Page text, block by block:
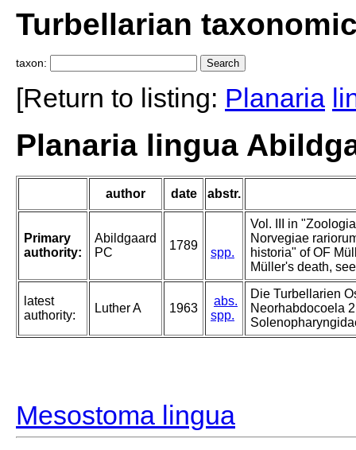
Turbellarian
taxon:
[Return to listing: Planaria
Planaria lingua
author date abstr.
Primary
authority:
Abildgaard
PC
1789
spp.
Vol. III in
Norvegiae
historia" of OF
Müller's death,
latest
authority:
Luther A 1963
abs.
spp.
Die Turbellarien
Neorhabdocoela
Mesostoma lingua